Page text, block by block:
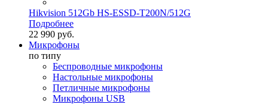
Hikvision 512Gb HS-ESSD-T200N/512G
Подробнее
22 990 руб.
Микрофоны
по типу
Беспроводные микрофоны
Настольные микрофоны
Петличные микрофоны
Микрофоны USB